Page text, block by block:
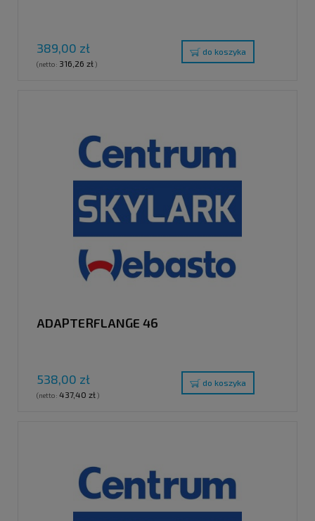
389,00 zł
(netto: 316,26 zł)
do koszyka
ADAPTERFLANGE 46
538,00 zł
(netto: 437,40 zł)
do koszyka